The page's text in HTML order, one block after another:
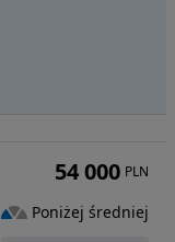
54 000 PLN
Poniżej średniej